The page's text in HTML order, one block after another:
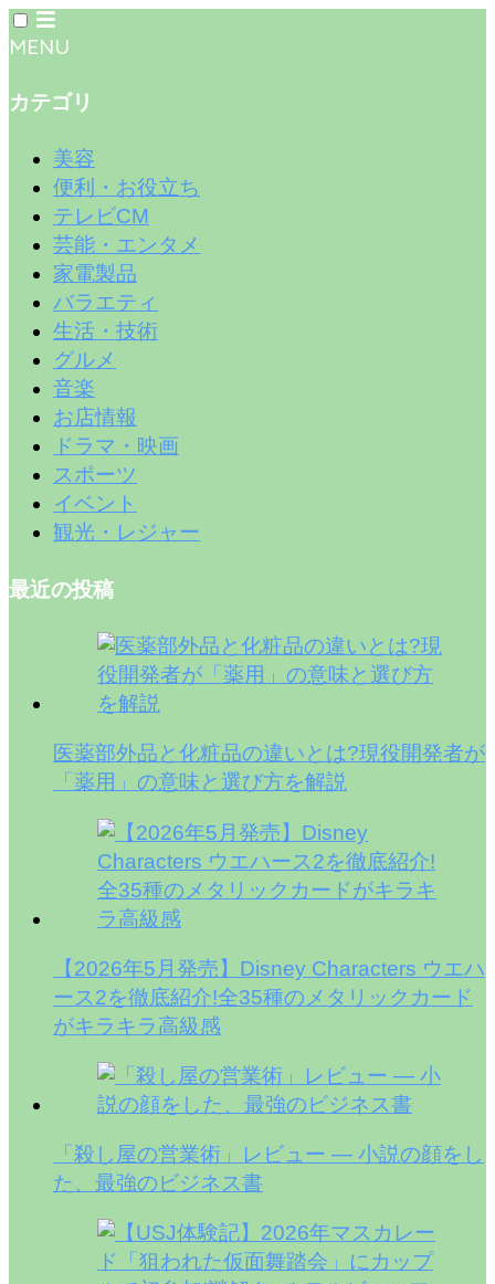
MENU
カテゴリ
美容
便利・お役立ち
テレビCM
芸能・エンタメ
家電製品
バラエティ
生活・技術
グルメ
音楽
お店情報
ドラマ・映画
スポーツ
イベント
観光・レジャー
最近の投稿
医薬部外品と化粧品の違いとは?現役開発者が
「薬用」の意味と選び方を解説
【2026年5月発売】Disney Characters ウエハ
ース2を徹底紹介!全35種のメタリックカード
がキラキラ高級感
「殺し屋の営業術」レビュー — 小説の顔をし
た、最強のビジネス書